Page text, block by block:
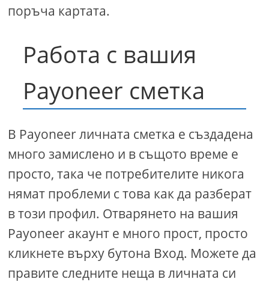
поръча картата.
Работа с вашия
Payoneer сметка
В Payoneer личната сметка е създадена
много замислено и в същото време е
просто, така че потребителите никога
нямат проблеми с това как да разберат
в този профил. Отварянето на вашия
Payoneer акаунт е много прост, просто
кликнете върху бутона Вход. Можете да
правите следните неща в личната си